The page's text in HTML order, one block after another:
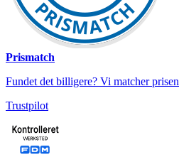
Prismatch
Fundet det billigere? Vi matcher prisen
Trustpilot